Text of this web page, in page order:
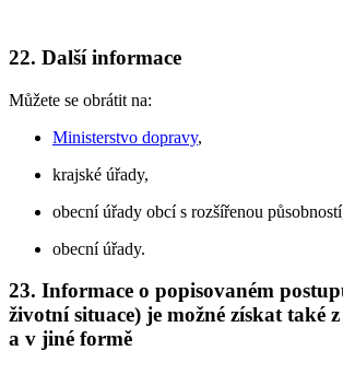
22. Další informace
Můžete se obrátit na:
Ministerstvo dopravy,
krajské úřady,
obecní úřady obcí s rozšířenou
obecní úřady.
23. Informace o popisovaném
životní situace) je možné získat také
a v jiné formě